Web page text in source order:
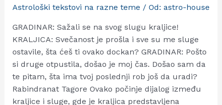
Astrološki tekstovi na razne teme / Od: astro-house
GRADINAR: Sažali se na svog slugu kraljice!
KRALJICA: Svečanost je prošla i sve su me sluge
ostavile, šta ćeš ti ovako dockan? GRADINAR: Pošto
si druge otpustila, došao je moj čas. Došao sam da
te pitam, šta ima tvoj poslednji rob još da uradi?
Rabindranat Tagore Ovako počinje dijalog između
kraljice i sluge, gde je kraljica predstavljena